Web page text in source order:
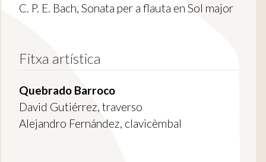
C. P. E. Bach, Sonata per a flauta en Sol major
Fitxa artística
Quebrado Barroco
David Gutiérrez, traverso
Alejandro Fernández, clavicèmbal